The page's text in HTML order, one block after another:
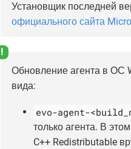
Установщик последней
официального сайта
Обновление агента в ОС
вида:
evo-agent-
только агента. В
C++ Redistributable